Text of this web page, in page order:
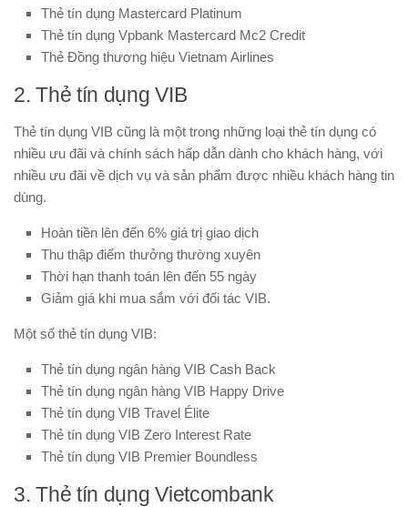
Thẻ tín dụng Mastercard Platinum
Thẻ tín dụng Vpbank Mastercard Mc2 Credit
Thẻ Đồng thương hiệu Vietnam Airlines
2. Thẻ tín dụng VIB
Thẻ tín dụng VIB cũng là một trong những loại thẻ tín dụng có
nhiều ưu đãi và chính sách hấp dẫn dành cho khách hàng, với
nhiều ưu đãi về dịch vụ và sản phẩm được nhiều khách hàng tin
dùng.
Hoàn tiền lên đến 6% giá trị giao dịch
Thu thập điểm thưởng thường xuyên
Thời hạn thanh toán lên đến 55 ngày
Giảm giá khi mua sắm với đối tác VIB.
Một số thẻ tín dụng VIB:
Thẻ tín dụng ngân hàng VIB Cash Back
Thẻ tín dụng ngân hàng VIB Happy Drive
Thẻ tín dụng VIB Travel Élite
Thẻ tín dụng VIB Zero Interest Rate
Thẻ tín dụng VIB Premier Boundless
3. Thẻ tín dụng Vietcombank